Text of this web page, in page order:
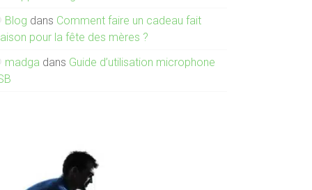
Blog dans Comment faire un cadeau fait
pour la fête des mères ?
madga dans Guide d’utilisation microphone